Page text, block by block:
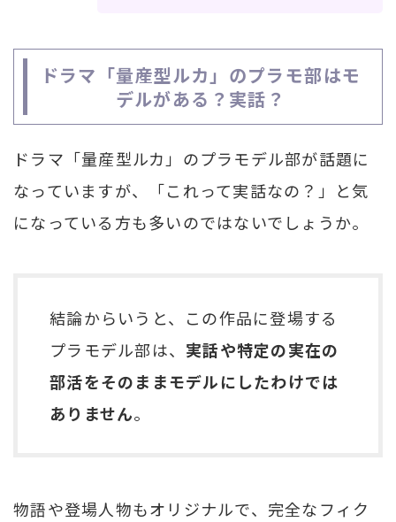
ドラマ「量産型ルカ」のプラモ部はモ
デルがある？実話？
ドラマ「量産型ルカ」のプラモデル部が話題に
なっていますが、「これって実話なの？」と気
になっている方も多いのではないでしょうか。
結論からいうと、この作品に登場する
プラモデル部は、 実話や特定の実在の
部活をそのままモデルにしたわけでは
ありません。
物語や登場人物もオリジナルで、完全なフィク